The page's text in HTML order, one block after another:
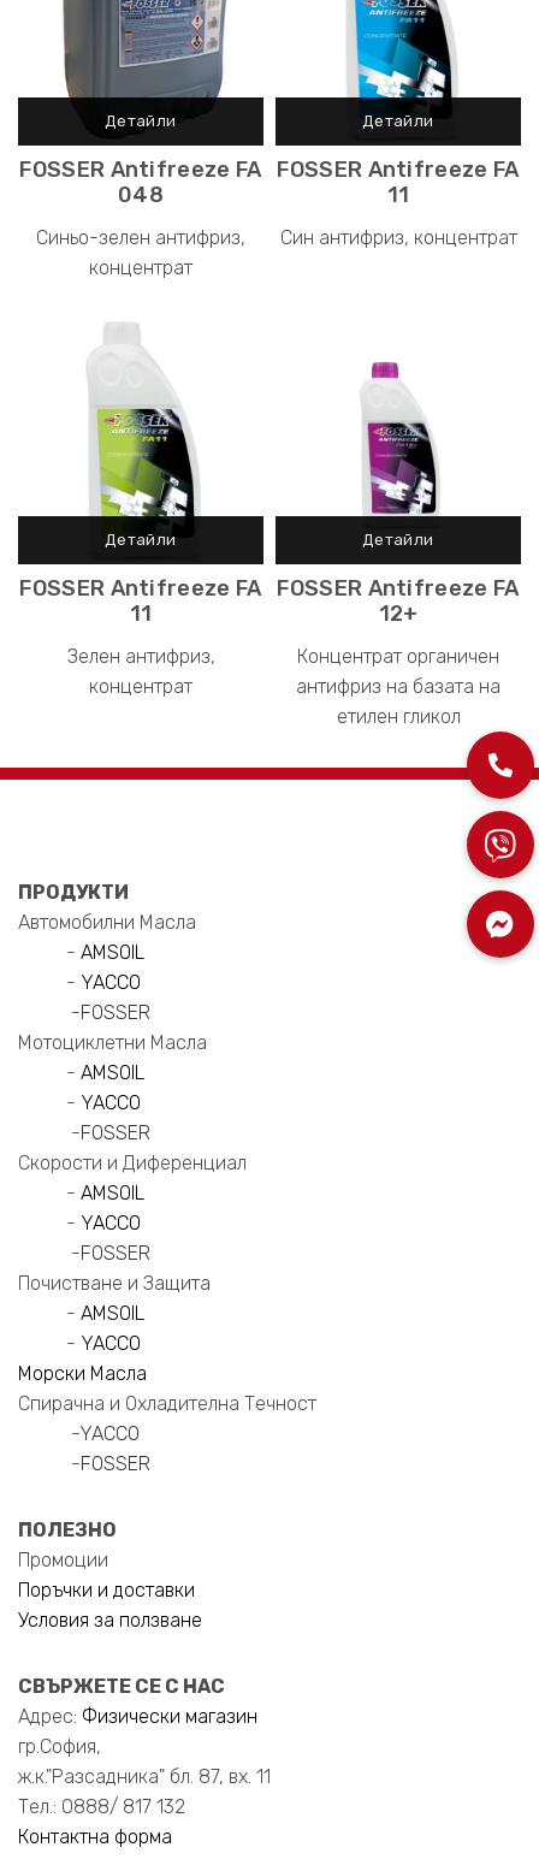
FOSSER Antifreeze FA
048
Синьо-зелен антифриз,
концентрат
FOSSER Antifreeze FA
11
Син антифриз, концентрат
FOSSER Antifreeze FA
11
Зелен антифриз,
концентрат
FOSSER Antifreeze FA
12+
Концентрат органичен
антифриз на базата на
етилен гликол
ПРОДУКТИ
Автомобилни Масла
- AMSOIL
- YACCO
-FOSSER
Мотоциклетни Масла
- AMSOIL
- YACCO
-FOSSER
Скорости и Диференциал
- AMSOIL
- YACCO
-FOSSER
Почистване и Защита
- AMSOIL
- YACCO
Морски Масла
Спирачна и Охладителна Течност
-YACCO
-FOSSER
ПОЛЕЗНО
Промоции
Поръчки и доставки
Условия за ползване
СВЪРЖЕТЕ СЕ С НАС
Адрес: Физически магазин
гр.София,
ж.к."Разсадника" бл. 87, вх. 11
Тел.: 0888/ 817 132
Контактна форма